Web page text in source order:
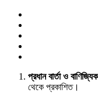
প্রধান বার্তা ও
থেকে প্রকাশিত।